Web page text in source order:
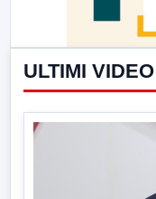
ULTIMI VIDEO